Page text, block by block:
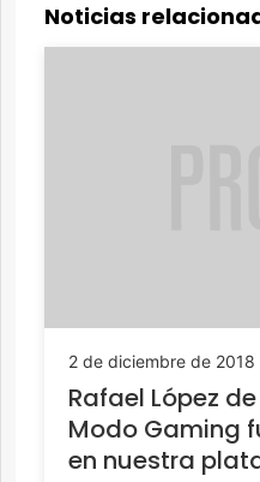
Noticias
2 de diciembre de 2018
Rafael López
Modo Gaming
en nuestra